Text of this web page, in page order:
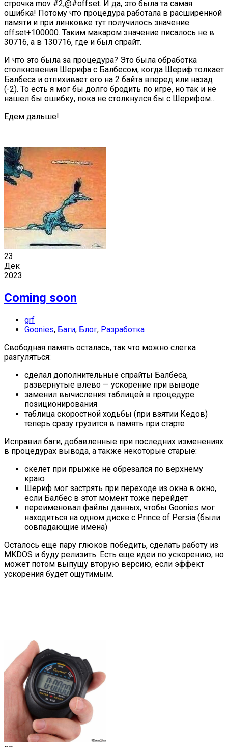
строчка mov #2,@#offset. И да, это была та самая
ошибка! Потому что процедура работала в расширенной
памяти и при линковке тут получилось значение
offset+100000. Таким макаром значение писалось не в
30716, а в 130716, где и был спрайт.
И что это была за процедура? Это была обработка
столкновения Шерифа с Балбесом, когда Шериф толкает
Балбеса и отпихивает его на 2 байта вперед или назад
(-2). То есть я мог бы долго бродить по игре, но так и не
нашел бы ошибку, пока не столкнулся бы с Шерифом…
Едем дальше!
23
Дек
2023
Coming soon
grf
Goonies, Баги, Блог, Разработка
Свободная память осталась, так что можно слегка
разгуляться:
сделал дополнительные спрайты Балбеса,
развернутые влево — ускорение при выводе
заменил вычисления таблицей в процедуре
позиционирования
таблица скоростной ходьбы (при взятии Кедов)
теперь сразу грузится в память при старте
Исправил баги, добавленные при последних изменениях
в процедурах вывода, а также некоторые старые:
скелет при прыжке не обрезался по верхнему
краю
Шериф мог застрять при переходе из окна в окно,
если Балбес в этот момент тоже перейдет
переименовал файлы данных, чтобы Goonies мог
находиться на одном диске с Prince of Persia (были
совпадающие имена)
Осталось еще пару глюков победить, сделать работу из
MKDOS и буду релизить. Есть еще идеи по ускорению, но
может потом выпущу вторую версию, если эффект
ускорения будет ощутимым.